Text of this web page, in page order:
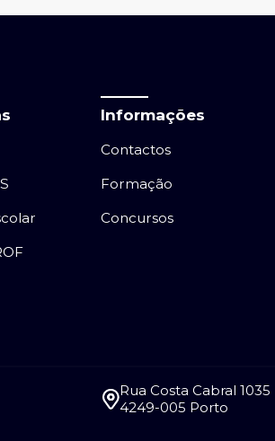
Informações
Contactos
Formação
Concursos
Rua Costa Cabral 1035
4249-005 Porto